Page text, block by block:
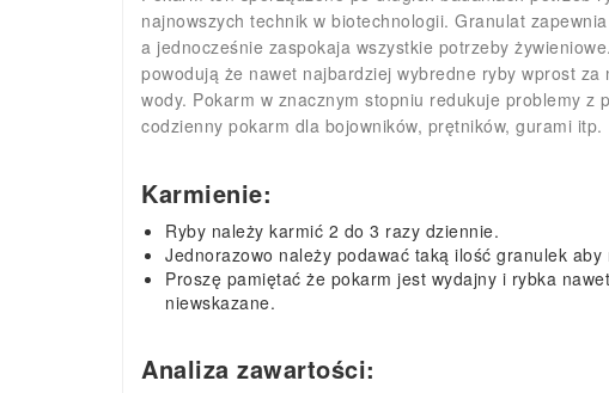
najnowszych technik w biotechnologii. Granulat
a jednocześnie zaspokaja wszystkie potrzeby
powodują że nawet najbardziej wybredne ryby wprost
wody. Pokarm w znacznym stopniu redukuje problemy
codzienny pokarm dla bojowników, prętników, gurami itp.
Karmienie:
Ryby należy karmić 2 do 3 razy dziennie.
Jednorazowo należy podawać taką ilość granulek
Proszę pamiętać że pokarm jest wydajny i rybka
niewskazane.
Analiza zawartości: